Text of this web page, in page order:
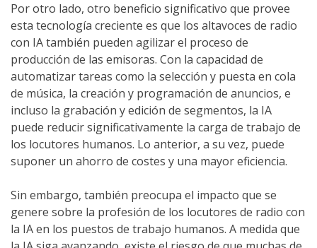
Por otro lado, otro beneficio significativo que provee
esta tecnología creciente es que los altavoces de radio
con IA también pueden agilizar el proceso de
producción de las emisoras. Con la capacidad de
automatizar tareas como la selección y puesta en cola
de música, la creación y programación de anuncios, e
incluso la grabación y edición de segmentos, la IA
puede reducir significativamente la carga de trabajo de
los locutores humanos. Lo anterior, a su vez, puede
suponer un ahorro de costes y una mayor eficiencia.
Sin embargo, también preocupa el impacto que se
genere sobre la profesión de los locutores de radio con
la IA en los puestos de trabajo humanos. A medida que